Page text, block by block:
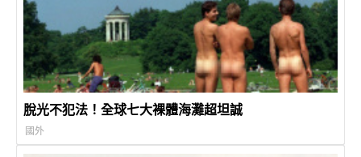
脫光不犯法！全球七大裸體海灘超坦誠
國外